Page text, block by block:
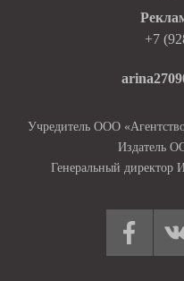
+7
Учредитель ООО
Издатель
Генеральный директор